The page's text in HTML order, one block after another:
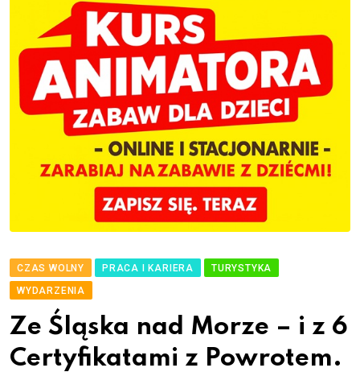
CZAS WOLNY PRACA I KARIERA
TURYSTYKA
WYDARZENIA
Ze Śląska nad Morze – i z 6
Certyfikatami z Powrotem.